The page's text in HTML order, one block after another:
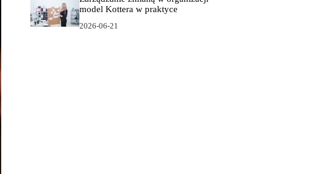
model Kottera w praktyce
2026-06-21